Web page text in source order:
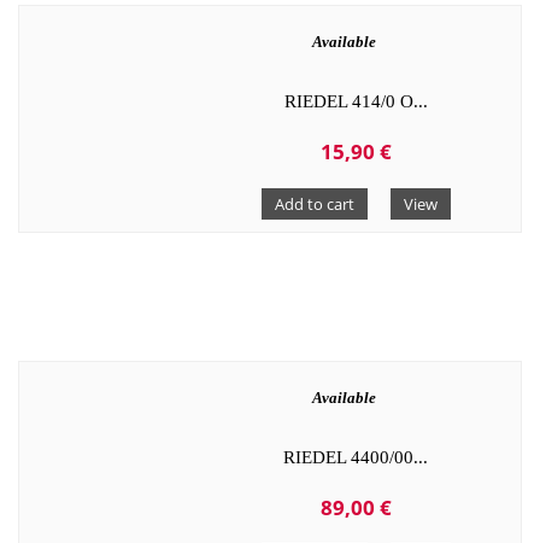
Available
RIEDEL 414/0 O...
15,90 €
Add to cart View
Available
RIEDEL 4400/00...
89,00 €